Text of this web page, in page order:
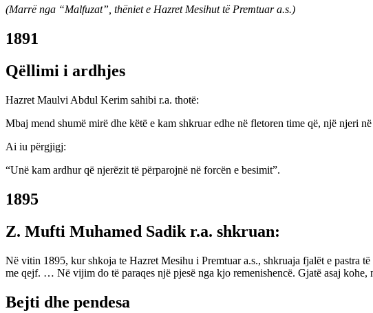
(Marrë nga “Malfuzat”, thëniet e Hazret Mesihut të Premtuar a.s.)
1891
Qëllimi i ardhjes
Hazret Maulvi Abdul Kerim sahibi r.a. thotë:
Mbaj mend shumë mirë dhe këtë e kam shkruar edhe në fletoren time që, një njeri
Ai iu përgjigj:
“Unë kam ardhur që njerëzit të përparojnë në forcën e besimit”.
1895
Z. Mufti Muhamed Sadik r.a. shkruan:
Në vitin 1895, kur shkoja te Hazret Mesihu i Premtuar a.s., shkruaja fjalët e pastra
me qejf. … Në vijim do të paraqes një pjesë nga kjo remenishencë. Gjatë asaj
Bejti dhe pendesa